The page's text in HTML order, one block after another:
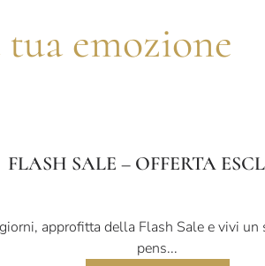
tua emozione
FLASH SALE – OFFERTA
approfitta della Flash Sale e vivi
pens...